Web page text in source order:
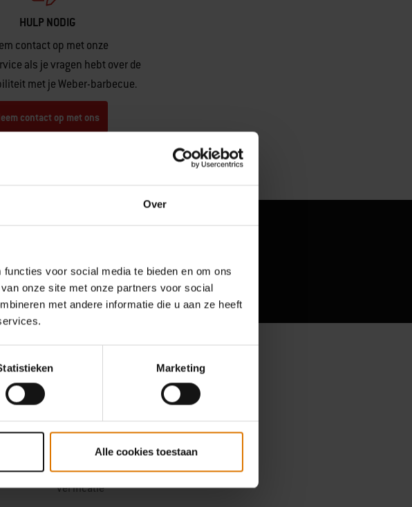
Over
voor social media te bieden en om ons
onze site met onze partners voor social
met andere informatie die u aan ze heeft
Marketing
Alle cookies toestaan
HULP NODIG
contact op met onze
als je vragen hebt over de
met je Weber-barbecue.
contact op met ons